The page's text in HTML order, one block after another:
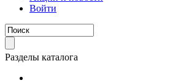
Войти
Разделы каталога